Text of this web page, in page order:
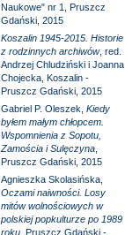
Naukowe" nr 1, Pruszcz
Gdański, 2015
Koszalin 1945-2015. Historie
z rodzinnych archiwów, red.
Andrzej Chludziński i Joanna
Chojecka, Koszalin -
Pruszcz Gdański, 2015
Gabriel P. Oleszek, Kiedy
byłem małym chłopcem.
Wspomnienia z Sopotu,
Zamościa i Sulęczyna,
Pruszcz Gdański, 2015
Agnieszka Skolasińska,
Oczami naiwności. Losy
mitów wolnościowych w
polskiej popkulturze po 1989
roku, Pruszcz Gdański -